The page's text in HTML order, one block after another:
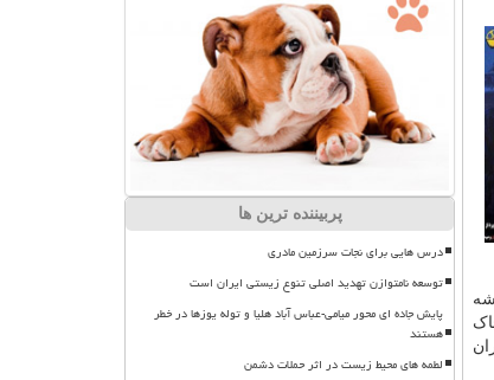
پربیننده ترین ها
درس هایی برای نجات سرزمین مادری
توسعه نامتوازن تهدید اصلی تنوع زیستی ایران است
پایش جاده ای محور میامی-عباس آباد هلیا و توله یوزها در خطر
هستند
لطمه های محیط زیست در اثر حملات دشمن